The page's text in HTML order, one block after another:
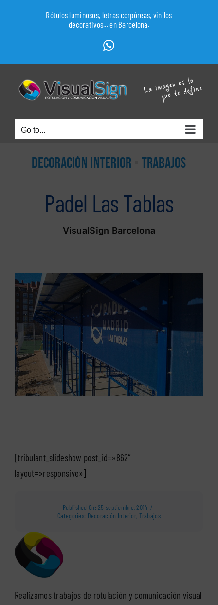
Rótulos luminosos, letras corpóreas, vinilos
decorativos... en Barcelona.
WhatsApp
Go to...
DECORACIÓN INTERIOR TRABAJOS
Padel Las Tablas
VisualSign Barcelona
[tribulant_slideshow post_id=»862″
layout=»responsive»]
Published On: 25 septiembre, 2014 /
Categories: Decoración Interior, Trabajos
Realizamos trabajos de rotulación y comunicación visual